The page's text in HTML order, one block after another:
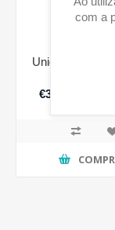
Unidade pré-
€393,60 IVA
com a